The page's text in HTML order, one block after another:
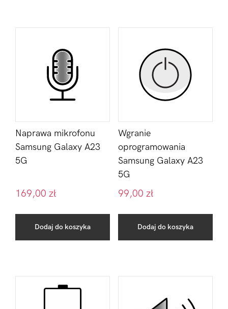
Naprawa mikrofonu
Samsung Galaxy A23
5G
169,00 zł
Dodaj do koszyka
Wgranie
oprogramowania
Samsung Galaxy A23
5G
99,00 zł
Dodaj do koszyka